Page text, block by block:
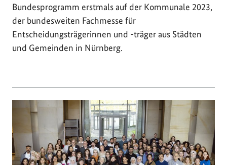
Bundesprogramm erstmals auf der Kommunale 2023,
der bundesweiten Fachmesse für
Entscheidungsträgerinnen und -träger aus Städten
und Gemeinden in Nürnberg.